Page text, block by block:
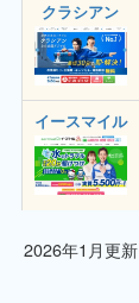
クラシアン
イースマイル
2026年1月更新